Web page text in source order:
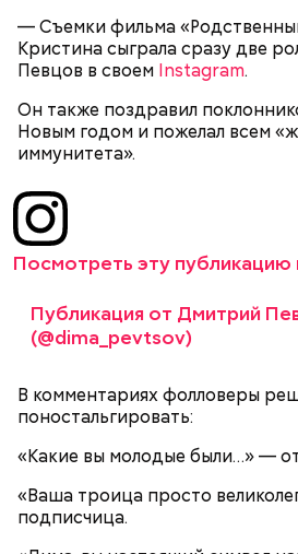
— Съемки фильма
Кристина сыграла сразу две
Певцов в своем Instagram.
Он также поздравил
Новым годом и пожелал всем
иммунитета».
Посмотреть эту публикацию
Публикация от Дмитрий
(@dima_pevtsov)
В комментариях фолловеры
поностальгировать:
«Какие вы молодые были…» —
«Ваша троица просто
подписчица.
А еще, удержав меч палача,
смерти трех мужей, невинно
За свою земную жизнь он
добрых дел во славу Божию.
1 некрупное яблоко,
1 некрупный помидор,
2 корня сельдерея,
салатная заправка.
Очищенный сырой салатный
нашинковать соломкой. Яблоки
кожицы и семян, нарезать
перемешать, полить салатной
в салатник горкой и украсить
сельдерея, кусочками свежих